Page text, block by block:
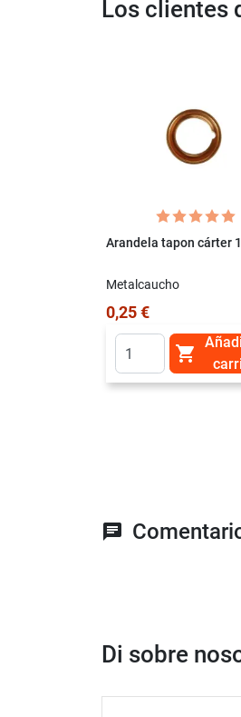
Los clientes
Arandela tapon cárter
Metalcaucho
0,25 €

chat
Di sobre